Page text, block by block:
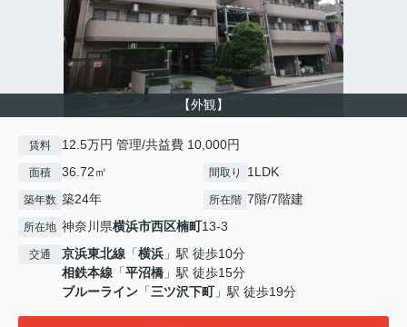
【外観】
賃料 12.5万円 管理/共益費 10,000円
面積 36.72㎡ 間取り 1LDK
築年数 築24年 所在階 7階/7階建
所在地 神奈川県横浜市西区楠町13-3
交通 京浜東北線 「横浜 」駅 徒歩10分
相鉄本線 「平沼橋 」駅 徒歩15分
ブルーライン 「三ツ沢下町」駅 徒歩19分